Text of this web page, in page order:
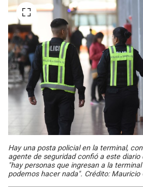
Hay una posta policial en la terminal,
agente de seguridad confió a este diario
"hay personas que ingresan a la
podemos hacer nada". Crédito: Mauricio